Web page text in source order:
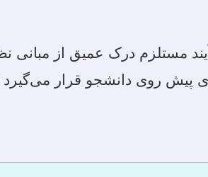
مستلزم درک عمیق از مبانی
پیش روی دانشجو قرار